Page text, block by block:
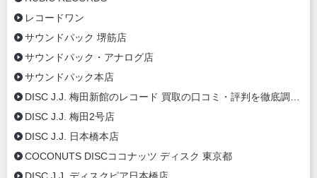
レコードワン
サウンドパック 堺筋店
サウンドパック・アナログ店
サウンドパック本店
DISC J.J. 梅田新館のレコード 買取の口コミ・評判を徹底調査【2020年最新】
DISC J.J. 梅田2号店
DISC J.J. 日本橋本店
COCONUTS DISCココナッツ ディスク 東京都